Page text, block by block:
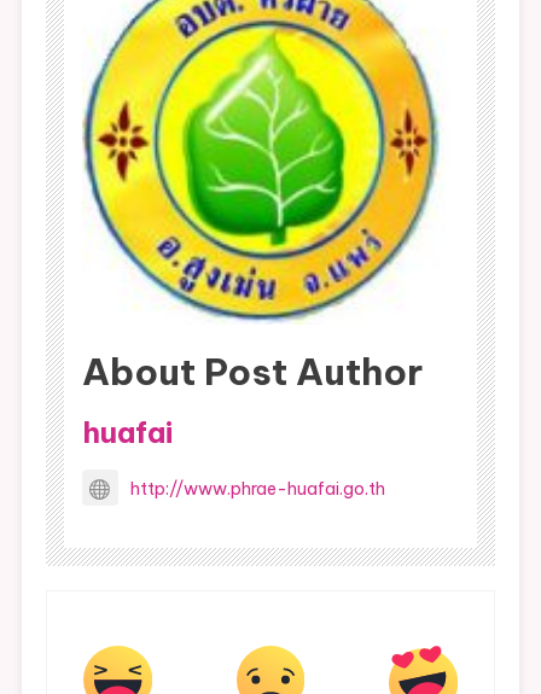
6
พฤษภาคม
2565
สามารถ
ติดต่อ
ใบ
สมัคร
ได้ที่
ศพด.ได้
เลย
About Post Author
huafai
http://www.phrae-huafai.go.th